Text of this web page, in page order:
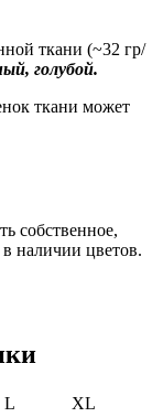
ткани (~32 гр/
голубой.
ткани может
собственное,
наличии цветов.
L
XL